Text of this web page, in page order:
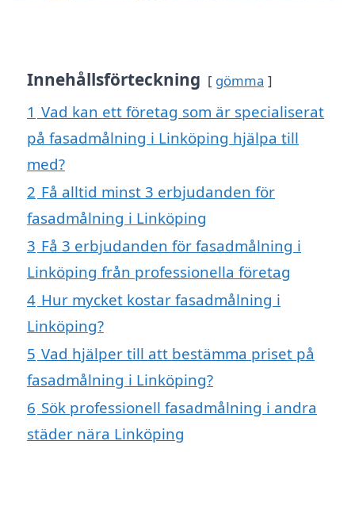
Innehållsförteckning gömma
1 Vad kan ett företag som är specialiserat
på fasadmålning i Linköping hjälpa till
med?
2 Få alltid minst 3 erbjudanden för
fasadmålning i Linköping
3 Få 3 erbjudanden för fasadmålning i
Linköping från professionella företag
4 Hur mycket kostar fasadmålning i
Linköping?
5 Vad hjälper till att bestämma priset på
fasadmålning i Linköping?
6 Sök professionell fasadmålning i andra
städer nära Linköping